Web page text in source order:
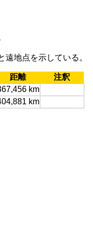
地点を示している。
距離
注釈
km
km